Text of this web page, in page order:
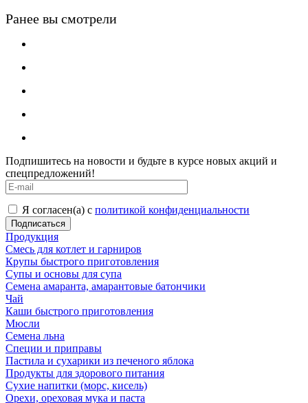
Ранее вы смотрели
Подпишитесь на новости и будьте в курсе новых акций и
спецпредложений!
Я согласен(а) с политикой конфиденциальности
Продукция
Смесь для котлет и гарниров
Крупы быстрого приготовления
Супы и основы для супа
Семена амаранта, амарантовые батончики
Чай
Каши быстрого приготовления
Мюсли
Семена льна
Специи и приправы
Пастила и сухарики из печеного яблока
Продукты для здорового питания
Сухие напитки (морс, кисель)
Орехи, ореховая мука и паста